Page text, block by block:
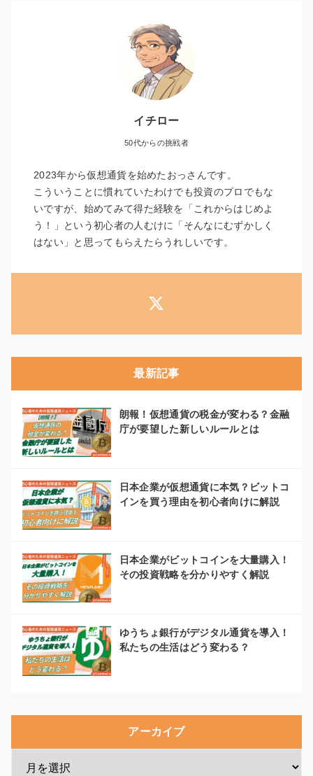
イチロー
50代からの挑戦者
2023年から仮想通貨を始めたおっさんです。
こういうことに慣れていたわけでも投資のプロでもな
いですが、始めてみて得た経験を「これからはじめよ
う！」という初心者の人むけに「そんなにむずかしく
はない」と思ってもらえたらうれしいです。
最新記事
朗報！仮想通貨の税金が変わる？金融
庁が要望した新しいルールとは
日本企業が仮想通貨に本気？ビットコ
インを買う理由を初心者向けに解説
日本企業がビットコインを大量購入！
その投資戦略を分かりやすく解説
ゆうちょ銀行がデジタル通貨を導入！
私たちの生活はどう変わる？
アーカイブ